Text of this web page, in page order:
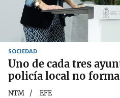
SOCIEDAD
Uno de cada tres
policía local no
NTM EFE